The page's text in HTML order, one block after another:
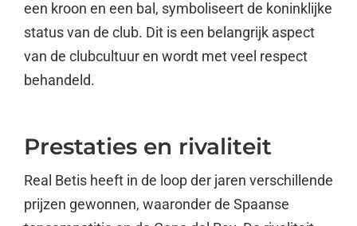
een kroon en een bal, symboliseert de koninklijke
status van de club. Dit is een belangrijk aspect
van de clubcultuur en wordt met veel respect
behandeld.
Prestaties en rivaliteit
Real Betis heeft in de loop der jaren verschillende
prijzen gewonnen, waaronder de Spaanse